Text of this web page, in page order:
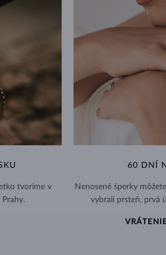
tvoríme v
60 DNÍ
Nenosené šperky
vybrali prsteň, prvá